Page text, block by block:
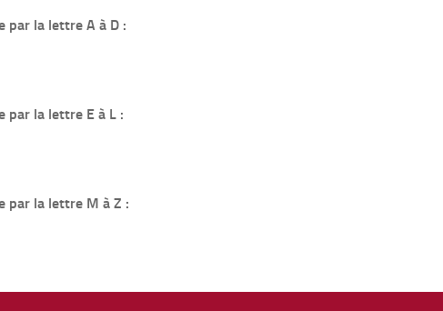
par la lettre A à D :
par la lettre E à L :
par la lettre M à Z :